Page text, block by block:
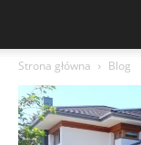
Strona główna Blog